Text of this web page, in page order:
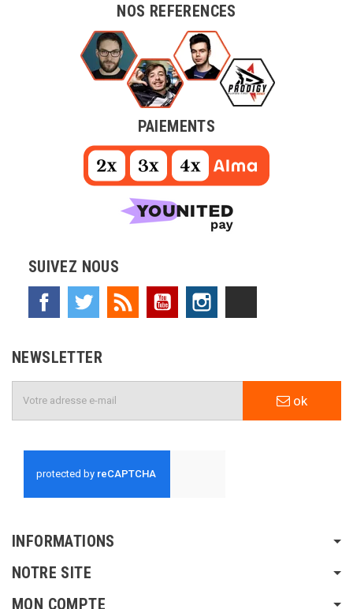
NOS REFERENCES
PAIEMENTS
SUIVEZ NOUS
Facebook Twitter Rss YouTube
NEWSLETTER
ok
INFORMATIONS
NOTRE SITE
MON COMPTE